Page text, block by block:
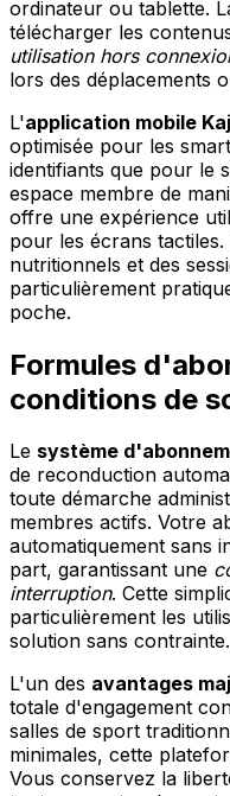
ordinateur ou tablette.
télécharger les
utilisation hors
lors des déplacements
L'application mobile
optimisée pour les
identifiants que pour le
espace membre de
offre une expérience
pour les écrans
nutritionnels et des
particulièrement
poche.
Formules
conditions de
Le système
de reconduction
toute démarche
membres actifs. Votre
automatiquement sans
part, garantissant une
interruption. Cette
particulièrement les
solution sans contrainte.
L'un des avantages
totale d'engagement
salles de sport
minimales, cette
Vous conservez la